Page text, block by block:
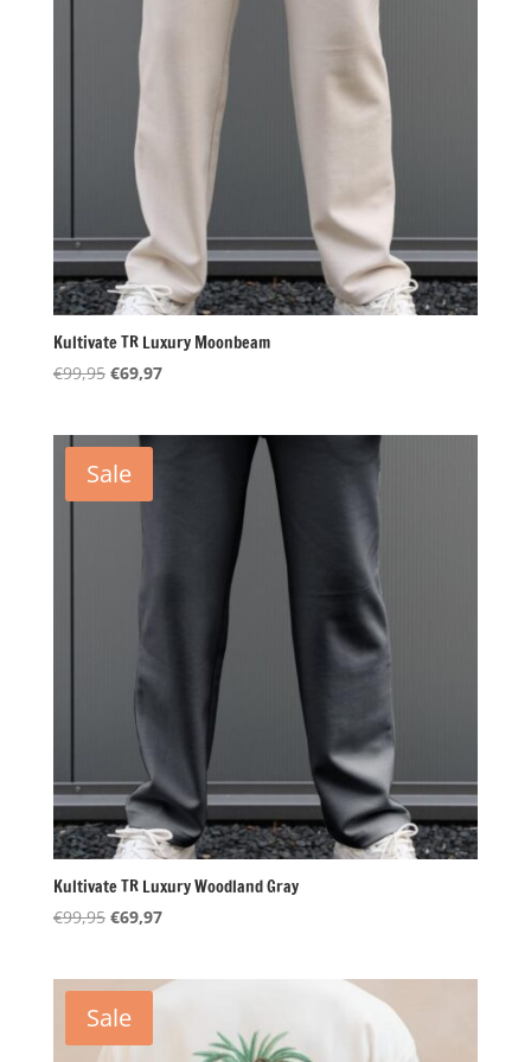
Kultivate TR Luxury Moonbeam
€99,95 Oorspronkelijke
€99,95.
€69,97Huidige
Sale
Kultivate TR Luxury Woodland Gray
€99,95 Oorspronkelijke
€99,95.
€69,97Huidige
Sale